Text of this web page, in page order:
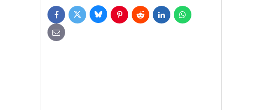
FacebookTwitter BlueskyPinterestReddit LinkedInWhatsApp
E-
mail